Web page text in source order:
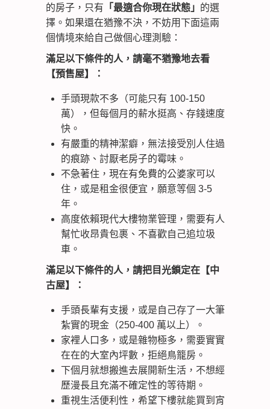
的房子，只有 「最適合你現在狀態」 的選
擇。如果還在猶豫不決，不妨用下面這兩
個情境來給自己做個心理測驗：
滿足以下條件的人，請毫不猶豫地去看
【預售屋】：
手頭現款不多（可能只有 100-150
萬），但每個月的薪水挺高、存錢速度
快。
有嚴重的精神潔癖，無法接受別人住過
的痕跡、討厭老房子的霉味。
不急著住，現在有免費的公婆家可以
住，或是租金很便宜，願意等個 3-5
年。
高度依賴現代大樓物業管理，需要有人
幫忙收昂貴包裹、不喜歡自己追垃圾
車。
滿足以下條件的人，請把目光鎖定在【中
古屋】：
手頭長輩有支援，或是自己存了一大筆
紮實的現金（250-400 萬以上）。
家裡人口多，或是雜物極多，需要實實
在在的大室內坪數，拒絕鳥籠房。
下個月就想搬進去展開新生活，不想經
歷漫長且充滿不確定性的等待期。
重視生活便利性，希望下樓就能買到宵